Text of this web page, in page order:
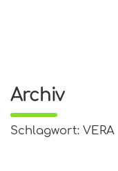
Archiv
Schlagwort: VERA